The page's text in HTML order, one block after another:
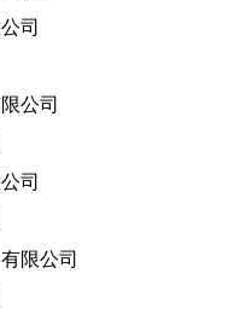
司
公司
司
限公司